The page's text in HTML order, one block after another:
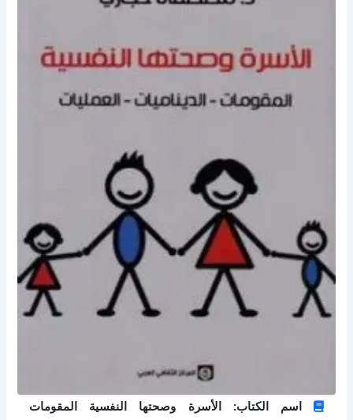
اسم الكتاب: الأسرة وصحتها النفسية المقومات